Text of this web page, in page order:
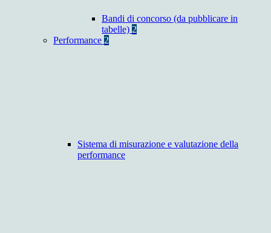
Bandi di concorso (da pubblicare in
tabelle) 2
Performance 2
Sistema di misurazione e valutazione della
performance